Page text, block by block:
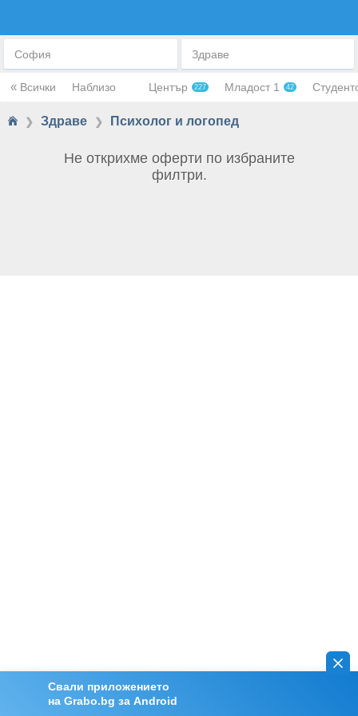
София Здраве
« Всички Наблизо Център 227 Младост 1 42
❯ Здраве ❯ Психолог и логопед
Свали приложението
на Grabo.bg за Android
Не открихме оферти по избраните
филтри.